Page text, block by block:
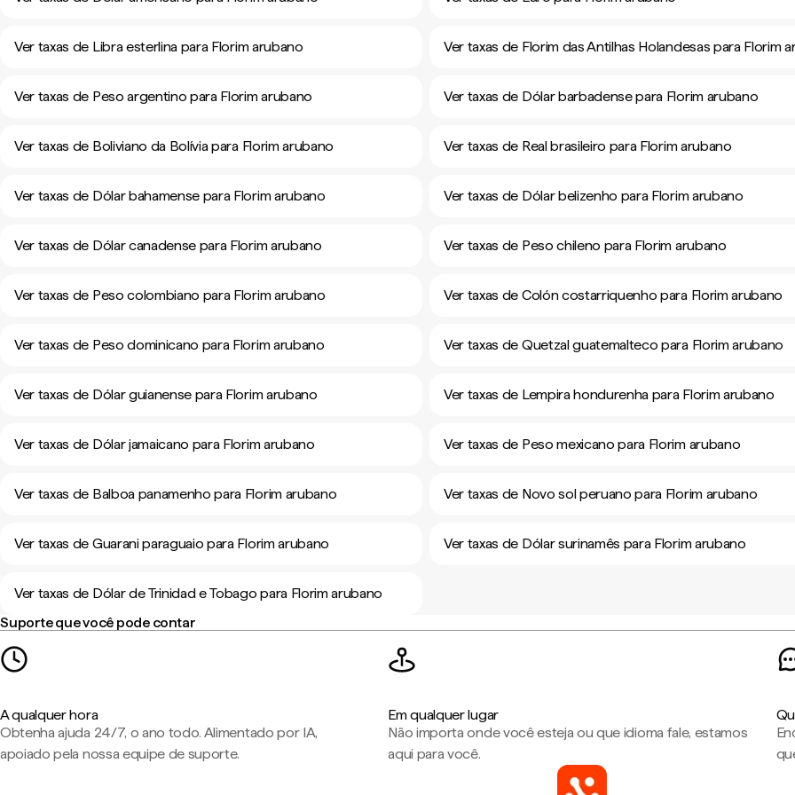
Ver taxas de Libra esterlina para Florim arubano Ver taxas de Florim das Antilhas Holandesas para Florim
Ver taxas de Peso argentino para Florim arubano Ver taxas de Dólar barbadense para Florim arubano
Ver taxas de Boliviano da Bolívia para Florim arubano Ver taxas de Real brasileiro para Florim arubano
Ver taxas de Dólar bahamense para Florim arubano Ver taxas de Dólar belizenho para Florim arubano
Ver taxas de Dólar canadense para Florim arubano Ver taxas de Peso chileno para Florim arubano
Ver taxas de Peso colombiano para Florim arubano Ver taxas de Colón costarriquenho para Florim arubano
Ver taxas de Peso dominicano para Florim arubano Ver taxas de Quetzal guatemalteco para Florim arubano
Ver taxas de Dólar guianense para Florim arubano Ver taxas de Lempira hondurenha para Florim arubano
Ver taxas de Dólar jamaicano para Florim arubano Ver taxas de Peso mexicano para Florim arubano
Ver taxas de Balboa panamenho para Florim arubano Ver taxas de Novo sol peruano para Florim arubano
Ver taxas de Guarani paraguaio para Florim arubano Ver taxas de Dólar surinamês para Florim arubano
Ver taxas de Dólar de Trinidad e Tobago para Florim arubano
Suporte que você pode contar
A qualquer hora
Obtenha ajuda 24/7, o ano todo. Alimentado por IA,
apoiado pela nossa equipe de suporte.
Em qualquer lugar
Não importa onde você esteja ou que idioma fale, estamos
aqui para você.